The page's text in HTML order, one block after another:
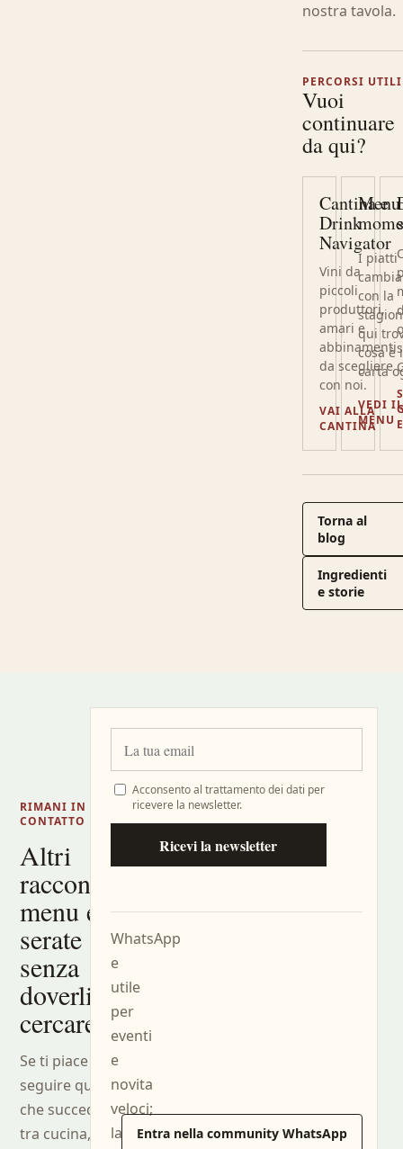
nostra tavola.
PERCORSI UTILI
Vuoi
continuare
da qui?
Cantina e
Drink
Navigator
Vini da
piccoli
produttori,
amari e
abbinamenti
da scegliere
con noi.
VAI ALLA
CANTINA
I piatti
con la
qui
cosa è
carta
VEDI
MENU
Torna al
blog
Ingredienti
e storie
RIMANI IN
CONTATTO
Altri
racconti,
menu e
serate
senza
doverli
cercare.
Se ti piace
seguire quello
che succede
tra cucina, sala,
Acconsento al trattamento dei dati per
ricevere la newsletter.
Ricevi la newsletter
WhatsApp
e
utile
per
eventi
e
novita
veloci;
la
Entra nella community WhatsApp